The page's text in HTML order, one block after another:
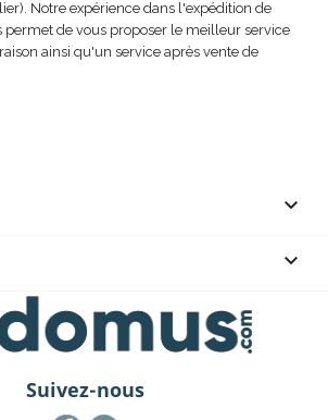
Notre expérience dans l'expédition de
permet de vous proposer le meilleur service
ainsi qu'un service après vente de


Suivez-nous